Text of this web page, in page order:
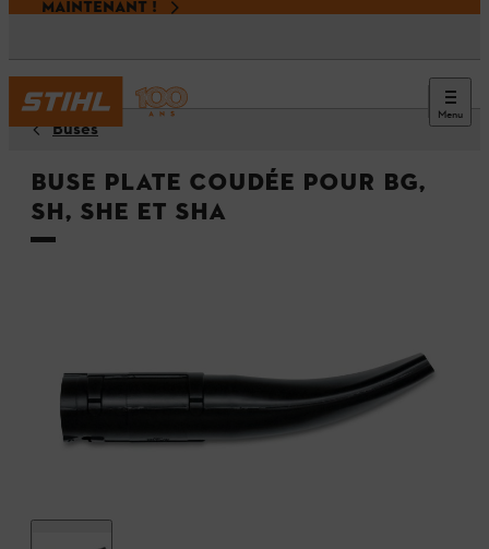
MAINTENANT !
Menu
Buses
Buse plate coudée pour BG,
SH, SHE et SHA